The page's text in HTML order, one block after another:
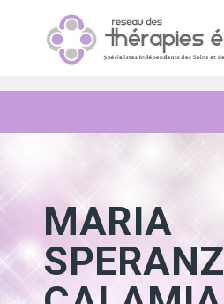
MARIA